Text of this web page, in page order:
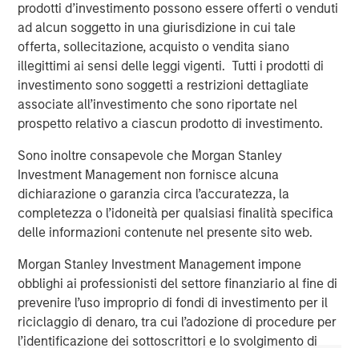
prodotti d’investimento possono essere offerti o venduti
ad alcun soggetto in una giurisdizione in cui tale
offerta, sollecitazione, acquisto o vendita siano
illegittimi ai sensi delle leggi vigenti. Tutti i prodotti di
investimento sono soggetti a restrizioni dettagliate
associate all’investimento che sono riportate nel
prospetto relativo a ciascun prodotto di investimento.
Sono inoltre consapevole che Morgan Stanley
Investment Management non fornisce alcuna
dichiarazione o garanzia circa l’accuratezza, la
completezza o l’idoneità per qualsiasi finalità specifica
delle informazioni contenute nel presente sito web.
Morgan Stanley Investment Management impone
obblighi ai professionisti del settore finanziario al fine di
prevenire l’uso improprio di fondi di investimento per il
riciclaggio di denaro, tra cui l’adozione di procedure per
l’identificazione dei sottoscrittori e lo svolgimento di
Alternative investment funds are often unregulated, are not
subject to the same regulatory requirements as mutual funds,
and are not required to provide periodic pricing or valuation
information to investors. The investment strategies described in
the preceding pages may not be suitable for your specific
circumstances; accordingly, you should consult your own tax,
legal or other advisors, at both the outset of any transaction
and on an ongoing basis, to determine such suitability.
The preceding content was informational only and based on
provided nor any opinion expressed constitutes an offer or a
solicitation nor is it tax or legal advice.
The views and opinions and/or expressed are those of the
presenters and as of the date of preparation of this video and
are subject to change at any time without notice to market or
economic conditions and may not necessarily come to pass.